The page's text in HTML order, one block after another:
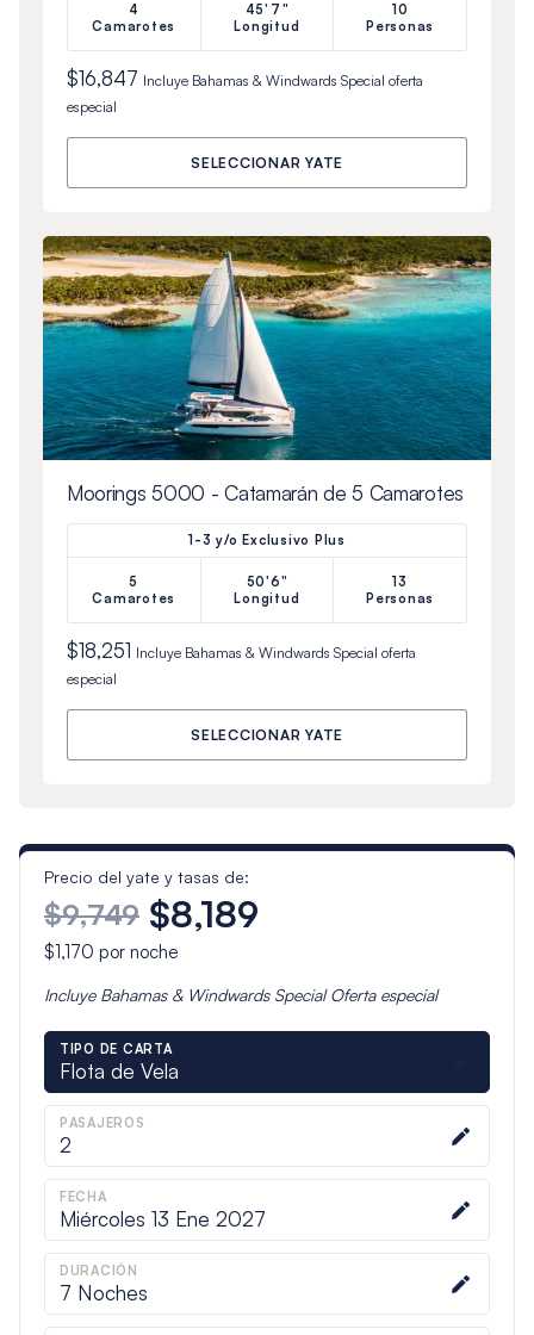
4
Camarotes
45'7"
Longitud
10
Personas
$16,847 Incluye Bahamas & Windwards Special oferta
especial
SELECCIONAR YATE
Moorings 5000 - Catamarán de 5 Camarotes
1-3 y/o Exclusivo Plus
5
Camarotes
50'6"
Longitud
13
Personas
$18,251 Incluye Bahamas & Windwards Special oferta
especial
SELECCIONAR YATE
Precio del yate y tasas de:
$9,749 $8,189
$1,170 por noche
Incluye Bahamas & Windwards SpecialOferta especial
TIPO DE CARTA
Flota de Vela
PASAJEROS
2
FECHA
Miércoles 13 Ene 2027
DURACIÓN
7 Noches